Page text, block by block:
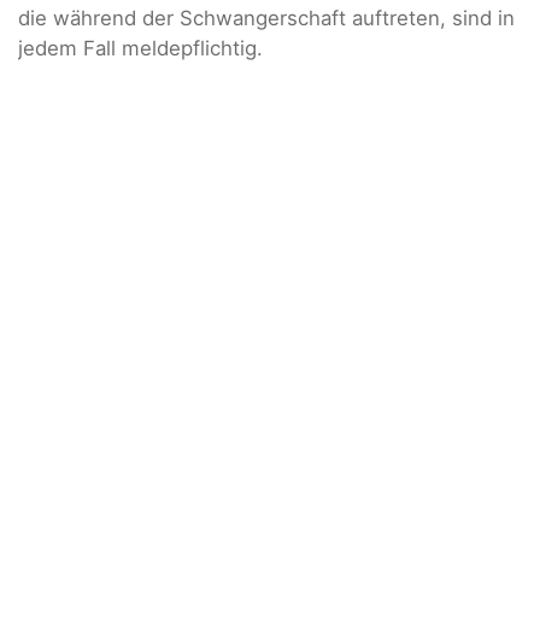
die während der Schwangerschaft auftreten, sind in
jedem Fall meldepflichtig.